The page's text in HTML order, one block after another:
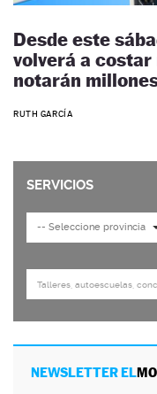
Desde este
volverá a costar
notarán
RUTH GARCÍA
NEWSLETTER EL